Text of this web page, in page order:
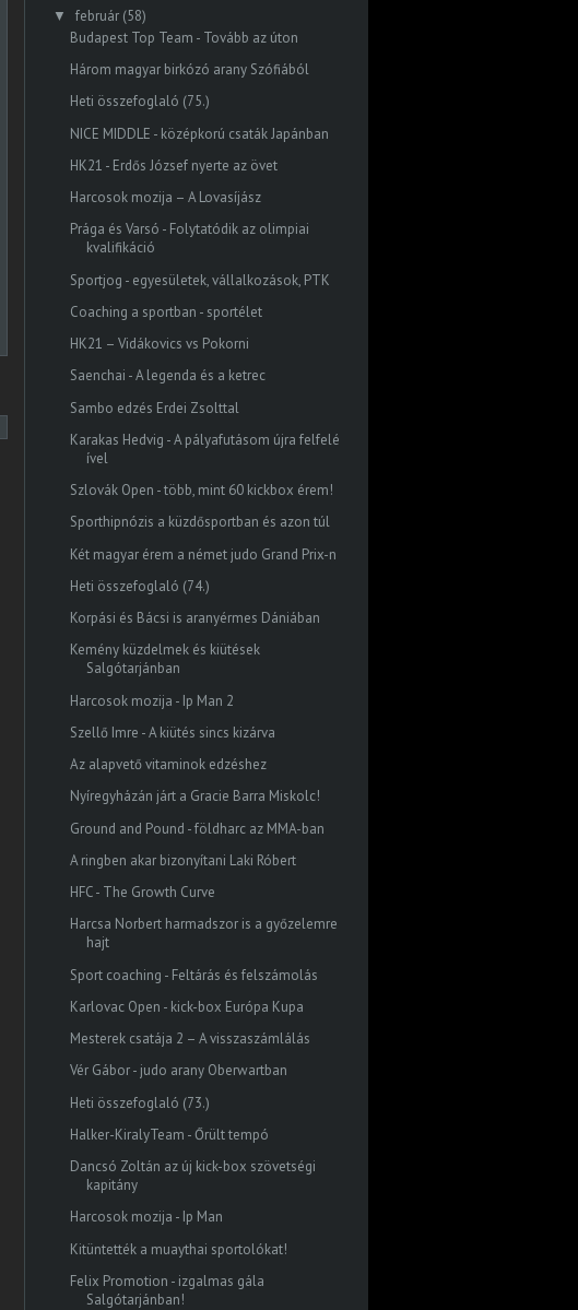
▼ február (58)
Budapest Top Team - Tovább az úton
Három magyar birkózó arany Szófiából
Heti összefoglaló (75.)
NICE MIDDLE - középkorú csaták Japánban
HK21 - Erdős József nyerte az övet
Harcosok mozija – A Lovasíjász
Prága és Varsó - Folytatódik az olimpiai
kvalifikáció
Sportjog - egyesületek, vállalkozások, PTK
Coaching a sportban - sportélet
HK21 – Vidákovics vs Pokorni
Saenchai - A legenda és a ketrec
Sambo edzés Erdei Zsolttal
Karakas Hedvig - A pályafutásom újra felfelé
ível
Szlovák Open - több, mint 60 kickbox érem!
Sporthipnózis a küzdősportban és azon túl
Két magyar érem a német judo Grand Prix-n
Heti összefoglaló (74.)
Korpási és Bácsi is aranyérmes Dániában
Kemény küzdelmek és kiütések
Salgótarjánban
Harcosok mozija - Ip Man 2
Szellő Imre - A kiütés sincs kizárva
Az alapvető vitaminok edzéshez
Nyíregyházán járt a Gracie Barra Miskolc!
Ground and Pound - földharc az MMA-ban
A ringben akar bizonyítani Laki Róbert
HFC - The Growth Curve
Harcsa Norbert harmadszor is a győzelemre
hajt
Sport coaching - Feltárás és felszámolás
Karlovac Open - kick-box Európa Kupa
Mesterek csatája 2 – A visszaszámlálás
Vér Gábor - judo arany Oberwartban
Heti összefoglaló (73.)
Halker-KiralyTeam - Őrült tempó
Dancsó Zoltán az új kick-box szövetségi
kapitány
Harcosok mozija - Ip Man
Kitüntették a muaythai sportolókat!
Felix Promotion - izgalmas gála
Salgótarjánban!